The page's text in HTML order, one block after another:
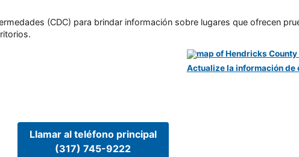
(CDC) para brindar información sobre lugares que ofrecen
Llamar al teléfono principal
(317) 745-9222
Actualize la información de